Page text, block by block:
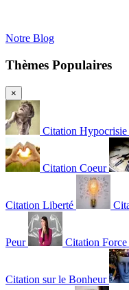
Notre Blog
Thèmes Populaires
×
Citation Hypocrisie
Citation Coeur
Citation Liberté
Peur Citation Force
Citation sur le Bonheur